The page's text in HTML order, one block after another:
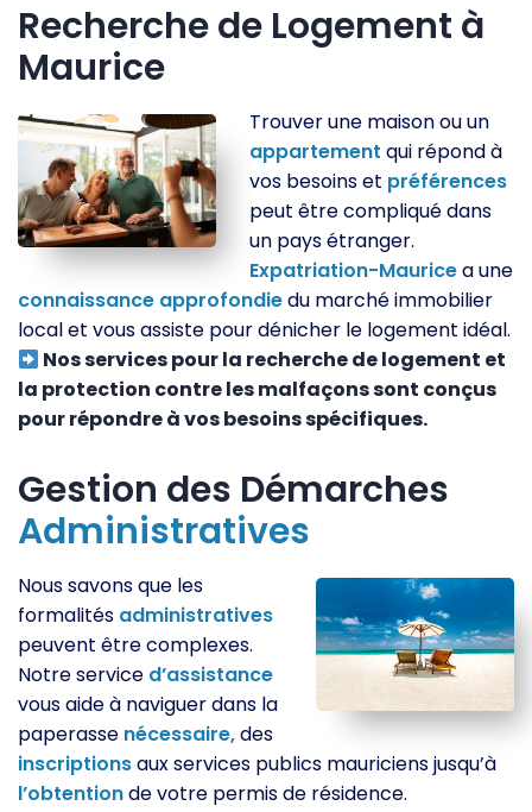
Recherche de Logement à
Maurice
Trouver une maison ou un
appartement qui répond à
vos besoins et préférences
peut être compliqué dans
un pays étranger.
Expatriation-Mauricea une
connaissance approfondiedu marché immobilier
local et vous assiste pour dénicher le logement idéal.
Nos services pour la recherche de logement et
la protection contre les malfaçons sont conçus
pour répondre à vos besoins spécifiques.
Gestion des Démarches
Administratives
Nous savons que les
formalités administratives
peuvent être complexes.
Notre service d’assistance
vous aide à naviguer dans la
paperasse nécessaire,des
inscriptionsaux services publics mauriciens jusqu’à
l’obtentionde votre permis de résidence.